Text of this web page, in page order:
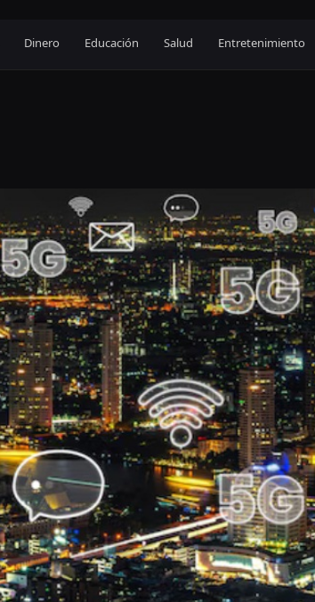
Dinero Educación Salud Entretenimiento